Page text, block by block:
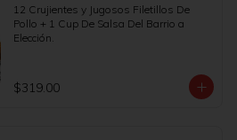
12 Crujientes y Jugosos Filetillos De
Pollo + 1 Cup De Salsa Del Barrio a
Elección.
$319.00